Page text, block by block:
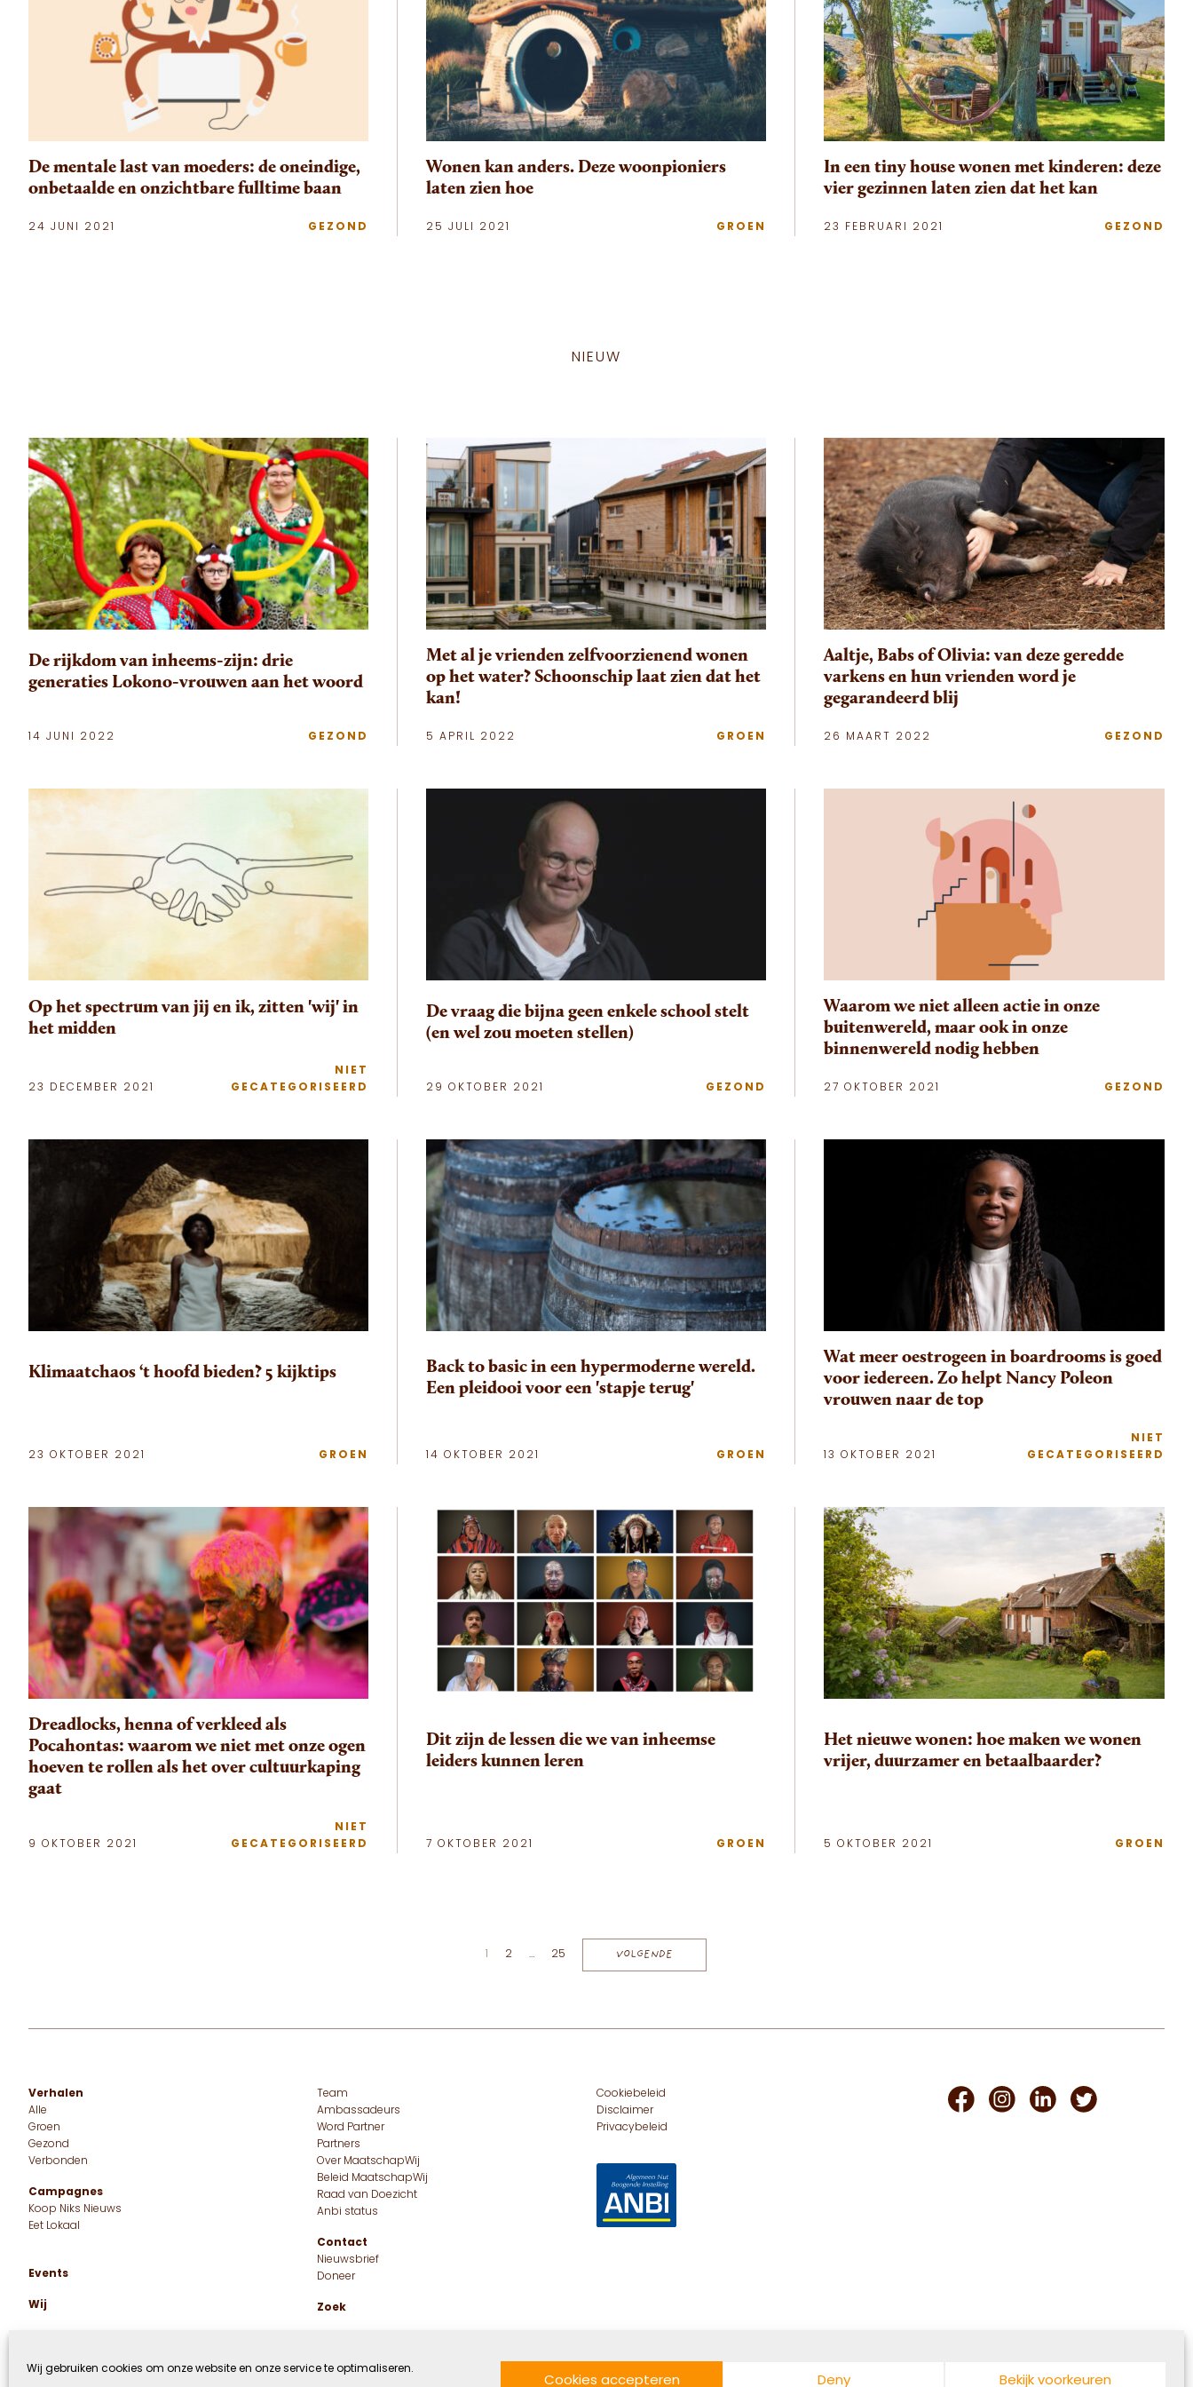
Wij gebruiken cookies om onze website en onze service te optimaliseren.
Cookies accepteren Deny Bekijk voorkeuren
De mentale last van moeders: de oneindige,
onbetaalde en onzichtbare fulltime baan
24 JUNI 2021 GEZOND
Wonen kan anders. Deze woonpioniers
laten zien hoe
25 JULI 2021 GROEN
In een tiny house wonen met kinderen: deze
vier gezinnen laten zien dat het kan
23 FEBRUARI 2021 GEZOND
NIEUW
De rijkdom van inheems-zijn: drie
generaties Lokono-vrouwen aan het woord
14 JUNI 2022 GEZOND
Met al je vrienden zelfvoorzienend wonen
op het water? Schoonschip laat zien dat het
kan!
5 APRIL 2022 GROEN
Aaltje, Babs of Olivia: van deze geredde
varkens en hun vrienden word je
gegarandeerd blij
26 MAART 2022 GEZOND
Op het spectrum van jij en ik, zitten 'wij' in
het midden
23 DECEMBER 2021
NIET
GECATEGORISEERD
De vraag die bijna geen enkele school stelt
(en wel zou moeten stellen)
29 OKTOBER 2021 GEZOND
Waarom we niet alleen actie in onze
buitenwereld, maar ook in onze
binnenwereld nodig hebben
27 OKTOBER 2021 GEZOND
Klimaatchaos ‘t hoofd bieden? 5 kijktips
23 OKTOBER 2021 GROEN
Back to basic in een hypermoderne wereld.
Een pleidooi voor een 'stapje terug'
14 OKTOBER 2021 GROEN
Wat meer oestrogeen in boardrooms is goed
voor iedereen. Zo helpt Nancy Poleon
vrouwen naar de top
13 OKTOBER 2021
NIET
GECATEGORISEERD
Dreadlocks, henna of verkleed als
Pocahontas: waarom we niet met onze ogen
hoeven te rollen als het over cultuurkaping
gaat
9 OKTOBER 2021
NIET
GECATEGORISEERD
Dit zijn de lessen die we van inheemse
leiders kunnen leren
7 OKTOBER 2021 GROEN
Het nieuwe wonen: hoe maken we wonen
vrijer, duurzamer en betaalbaarder?
5 OKTOBER 2021 GROEN
Berichten paginering
2 … 25 VOLGENDE
Verhalen
Alle
Groen
Gezond
Verbonden
Campagnes
Koop Niks Nieuws
Eet Lokaal
Events
Wij
Team
Ambassadeurs
Word Partner
Partners
Over MaatschapWij
Beleid MaatschapWij
Raad van Doezicht
Anbi status
Contact
Nieuwsbrief
Doneer
Zoek
Cookiebeleid
Disclaimer
Privacybeleid
FacebookInstagramLinkedin Twitter